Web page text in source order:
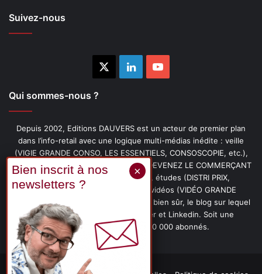
Suivez-nous
LinkedinYouTube
Qui sommes-nous ?
Depuis 2002, Editions DAUVERS est un acteur de premier plan
dans l’info-retail avec une logique multi-médias inédite : veille
(VIGIE GRANDE CONSO, LES ESSENTIELS, CONSOSCOPIE, etc.),
livres (PENSER-CLIENT, IMAGE-PRIX, DEVENEZ LE COMMERÇANT
PRÉFÉRÉ DE VOS CLIENTS, etc.), études (DISTRI PRIX,
PROMOFLASH, DRIVE INSIGHTS), vidéos (VIDÉO GRANDE
CONSO), podcasts (CAFÉ CONSO) et, bien sûr, le blog sur lequel
vous êtes, ainsi que les fils Twitter et Linkedin. Soit une
communauté de plus de 150 000 abonnés.